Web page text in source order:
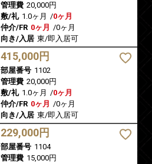
管理費 20,000円
敷/礼 1.0ヶ月 /0ヶ月
仲介/FR 0ヶ月 /0ヶ月
向き/入居 東/即入居可
415,000円
部屋番号 1102
管理費 20,000円
敷/礼 1.0ヶ月 /0ヶ月
仲介/FR 0ヶ月 /0ヶ月
向き/入居 東/即入居可
229,000円
部屋番号 1104
管理費 15,000円